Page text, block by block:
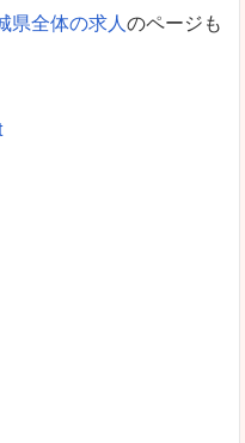
県全体の求人 のページも